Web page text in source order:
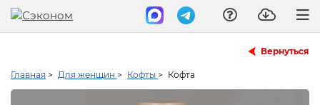
Вернуться
Главная > Для женщин > Кофты > Кофта